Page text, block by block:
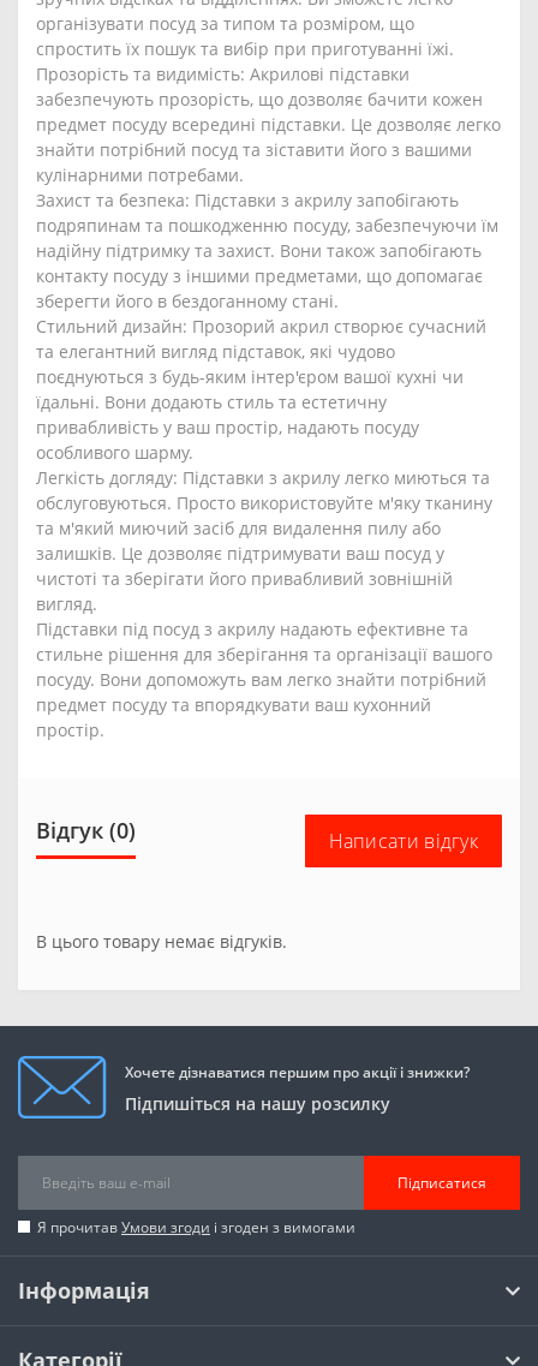
організувати посуд за типом та розміром, що
спростить їх пошук та вибір при приготуванні їжі.
Прозорість та видимість: Акрилові підставки
забезпечують прозорість, що дозволяє бачити кожен
предмет посуду всередині підставки. Це дозволяє легко
знайти потрібний посуд та зіставити його з вашими
кулінарними потребами.
Захист та безпека: Підставки з акрилу запобігають
подряпинам та пошкодженню посуду, забезпечуючи їм
надійну підтримку та захист. Вони також запобігають
контакту посуду з іншими предметами, що допомагає
зберегти його в бездоганному стані.
Стильний дизайн: Прозорий акрил створює сучасний
та елегантний вигляд підставок, які чудово
поєднуються з будь-яким інтер'єром вашої кухні чи
їдальні. Вони додають стиль та естетичну
привабливість у ваш простір, надають посуду
особливого шарму.
Легкість догляду: Підставки з акрилу легко миються та
обслуговуються. Просто використовуйте м'яку тканину
та м'який миючий засіб для видалення пилу або
залишків. Це дозволяє підтримувати ваш посуд у
чистоті та зберігати його привабливий зовнішній
вигляд.
Підставки під посуд з акрилу надають ефективне та
стильне рішення для зберігання та організації вашого
посуду. Вони допоможуть вам легко знайти потрібний
предмет посуду та впорядкувати ваш кухонний
простір.
Відгук (0) Написати відгук
В цього товару немає відгуків.
Хочете дізнаватися першим про акції і знижки?
Підпишіться на нашу розсилку
Підписатися
Я прочитавУмови згоди і згоден з вимогами
Інформація